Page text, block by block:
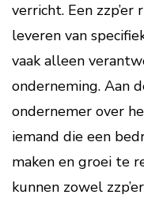
verricht. Een
leveren van
vaak alleen
onderneming. Aan
ondernemer over
iemand die een
maken en groei te
kunnen zowel